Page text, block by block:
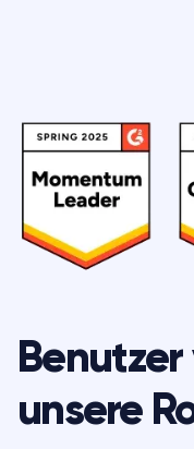
unsere